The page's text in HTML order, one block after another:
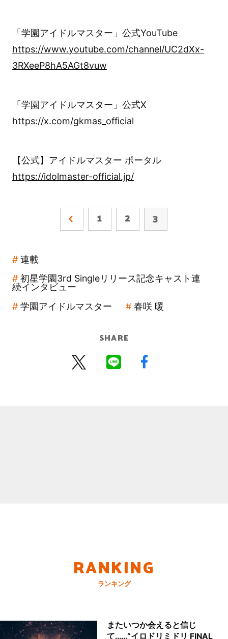
「学園アイドルマスター」公式YouTube
https://www.youtube.com/channel/UC2dXx-
3RXeeP8hA5AGt8vuw
「学園アイドルマスター」公式X
https://x.com/gkmas_official
【公式】アイドルマスター ポータル
https://idolmaster-official.jp/
1 2 3
連載
初星学園3rd Singleリリース記念キャスト連
続インタビュー
学園アイドルマスター
春咲 暖
SHARE
RANKING
ランキング
またいつか会えると信じ
て……“イロドリミドリ FINAL